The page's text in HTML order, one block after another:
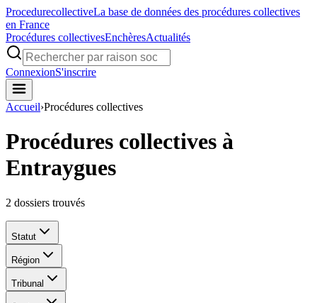
ProcedurecollectiveLa base de données des procédures collectives
en France
Procédures collectivesEnchèresActualités
ConnexionS'inscrire
Accueil›Procédures collectives
Procédures collectives à
Entraygues
2 dossiers trouvés
Statut
Région
Tribunal